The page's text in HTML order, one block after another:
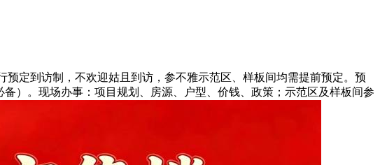
预定到访制，不欢迎姑且到访，参不雅示范区、样板间均需提前预定。预
）。现场办事：项目规划、房源、户型、价钱、政策；示范区及样板间参